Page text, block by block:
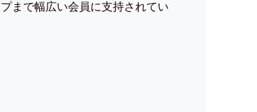
まで幅広い会員に支持されてい